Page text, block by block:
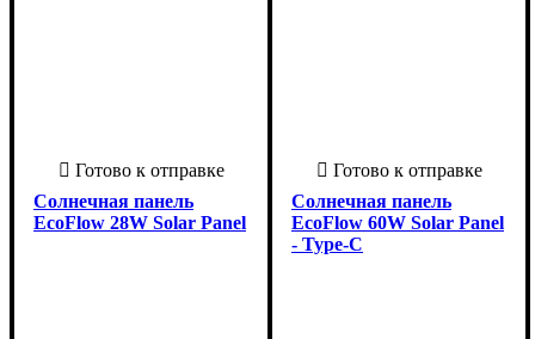
Солнечная панель
EcoFlow 28W Solar Panel
Солнечная панель
EcoFlow 60W Solar Panel
- Type-C